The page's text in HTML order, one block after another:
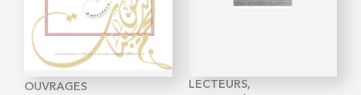
OUVRAGES
LECTEURS,